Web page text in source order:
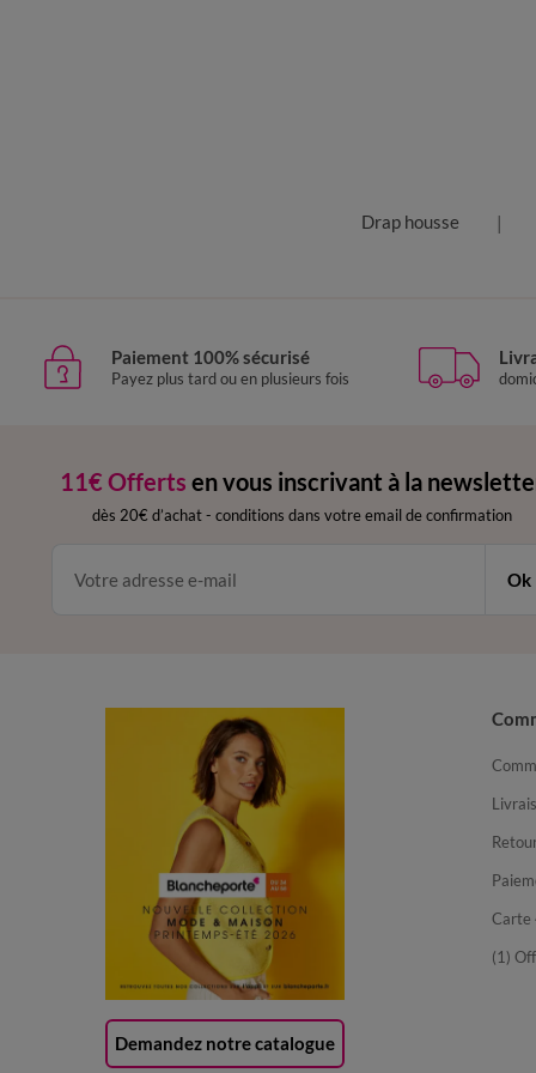
Drap housse
Paiement 100% sécurisé
Payez plus tard ou en plusieurs fois
11€ Offerts en vous inscrivant à la
dès 20€ d’achat - conditions dans votre email de confirmation
Ok
Demandez notre catalogue
Carte
(1)